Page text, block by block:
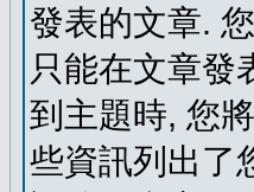
發表的文章.
只能在文章發
到主題時, 您
些資訊列出了